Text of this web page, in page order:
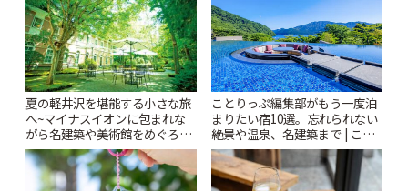
夏の軽井沢を堪能する小さな旅
へ~マイナスイオンに包まれな
がら名建築や美術館をめぐろう
~ | ことりっぷ
ことりっぷ編集部がもう一度泊
まりたい宿10選。忘れられない
絶景や温泉、名建築まで | こと
りっぷ